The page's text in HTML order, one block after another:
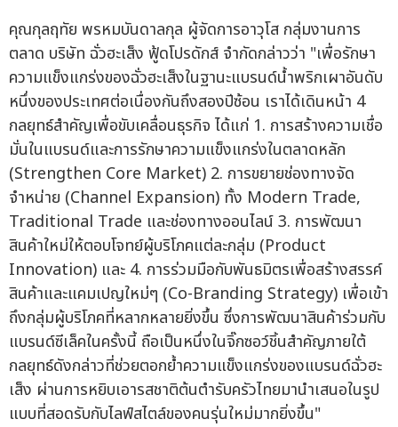
คุณกุลฤทัย พรหมบันดาลกุล ผู้จัดการอาวุโส กลุ่มงานการ
ตลาด บริษัท ฉั่วฮะเส็ง ฟู้ดโปรดักส์ จำกัดกล่าวว่า "เพื่อรักษา
ความแข็งแกร่งของฉั่วฮะเส็งในฐานะแบรนด์น้ำพริกเผาอันดับ
หนึ่งของประเทศต่อเนื่องกันถึงสองปีซ้อน เราได้เดินหน้า 4
กลยุทธ์สำคัญเพื่อขับเคลื่อนธุรกิจ ได้แก่ 1. การสร้างความเชื่อ
มั่นในแบรนด์และการรักษาความแข็งแกร่งในตลาดหลัก
(Strengthen Core Market) 2. การขยายช่องทางจัด
จำหน่าย (Channel Expansion) ทั้ง Modern Trade,
Traditional Trade และช่องทางออนไลน์ 3. การพัฒนา
สินค้าใหม่ให้ตอบโจทย์ผู้บริโภคแต่ละกลุ่ม (Product
Innovation) และ 4. การร่วมมือกับพันธมิตรเพื่อสร้างสรรค์
สินค้าและแคมเปญใหม่ๆ (Co-Branding Strategy) เพื่อเข้า
ถึงกลุ่มผู้บริโภคที่หลากหลายยิ่งขึ้น ซึ่งการพัฒนาสินค้าร่วมกับ
แบรนด์ซีเล็คในครั้งนี้ ถือเป็นหนึ่งในจิ๊กซอว์ชิ้นสำคัญภายใต้
กลยุทธ์ดังกล่าวที่ช่วยตอกย้ำความแข็งแกร่งของแบรนด์ฉั่วฮะ
เส็ง ผ่านการหยิบเอารสชาติต้นตำรับครัวไทยมานำเสนอในรูป
แบบที่สอดรับกับไลฟ์สไตล์ของคนรุ่นใหม่มากยิ่งขึ้น"